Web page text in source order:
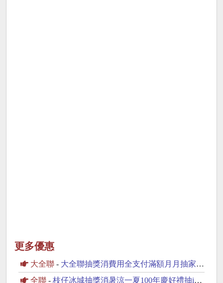
更多優惠
大全聯 - 大全聯抽獎消費用全支付滿額月月抽家電好禮
全聯 - 枝仔冰城抽獎消暑涼一夏100年慶好禮抽iPhone17